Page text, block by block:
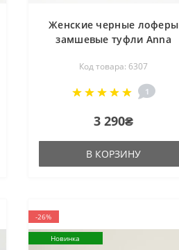
Женские черные лоферы
замшевые туфли Anna
6307 BLACK SUEDE в стиле
Loro Piana Summer Walk
Код товара: 6307
1
3 290₴
В КОРЗИНУ
-26%
Новинка